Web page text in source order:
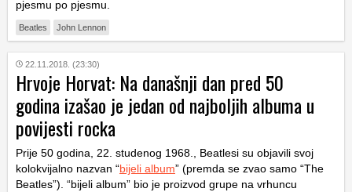
pjesmu po pjesmu.
Beatles John Lennon
22.11.2018. (23:30)
Hrvoje Horvat: Na današnji dan pred 50
godina izašao je jedan od najboljih albuma u
povijesti rocka
Prije 50 godina, 22. studenog 1968., Beatlesi su objavili svoj
kolokvijalno nazvan “bijeli album” (premda se zvao samo “The
Beatles”). “bijeli album” bio je proizvod grupe na vrhuncu